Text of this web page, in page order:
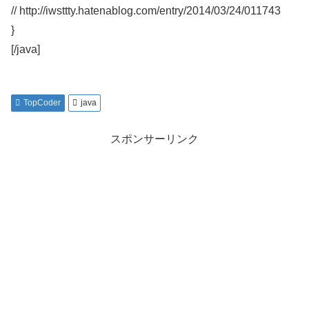
// http://iwsttty.hatenablog.com/entry/2014/03/24/011743
}
[/java]
TopCoder java
スポンサーリンク